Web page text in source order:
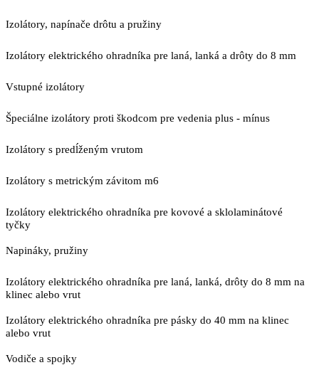
Izolátory, napínače drôtu a pružiny
Izolátory elektrického ohradníka pre laná, lanká a drôty do 8 mm
Vstupné izolátory
Špeciálne izolátory proti škodcom pre vedenia plus - mínus
Izolátory s predĺženým vrutom
Izolátory s metrickým závitom m6
Izolátory elektrického ohradníka pre kovové a sklolaminátové
tyčky
Napináky, pružiny
Izolátory elektrického ohradníka pre laná, lanká, drôty do 8 mm na
klinec alebo vrut
Izolátory elektrického ohradníka pre pásky do 40 mm na klinec
alebo vrut
Vodiče a spojky